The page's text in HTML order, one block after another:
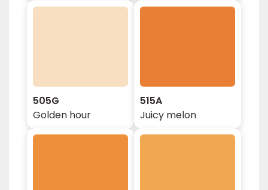
505G
Golden hour
515A
Juicy melon